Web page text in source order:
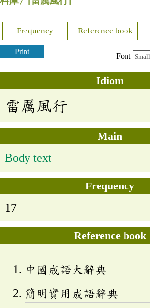
Frequency Reference book
Print
Font Small
Idiom
雷厲風行
Main
Body text
Frequency
17
Reference book
中國成語大辭典
簡明實用成語辭典